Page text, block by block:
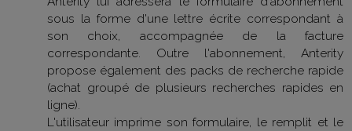
sous la forme d'une lettre écrite correspondant à
son choix, accompagnée de la facture
correspondante. Outre l'abonnement, Anterity
propose également des packs de recherche rapide
(achat groupé de plusieurs recherches rapides en
ligne).
L'utilisateur imprime son formulaire, le remplit et le